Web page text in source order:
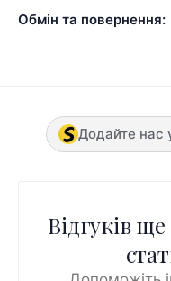
Обмін та повернення:
Додайте нас
Відгуків